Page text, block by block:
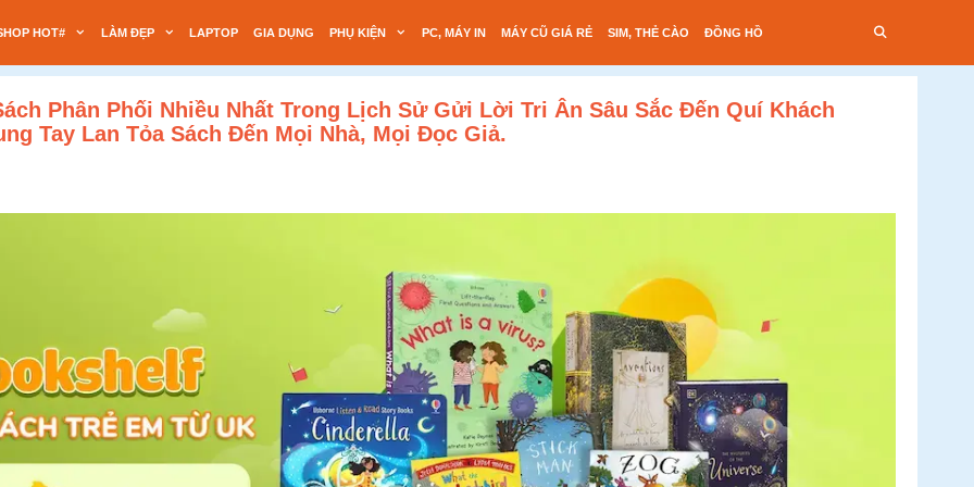
HOT# LÀM ĐẸP LAPTOP GIA DỤNG PHỤ KIỆN PC, MÁY IN MÁY CŨ GIÁ RẺ SIM, THẺ CÀO ĐỒNG HỒ
Phân Phối Nhiều Nhất Trong Lịch Sử Gửi Lời Tri Ân Sâu Sắc Đến Quí Khách
Tay Lan Tỏa Sách Đến Mọi Nhà, Mọi Đọc Giả.